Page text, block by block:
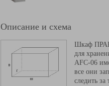
Описание и схема
Шкаф
для
AFC-06
все они
следить